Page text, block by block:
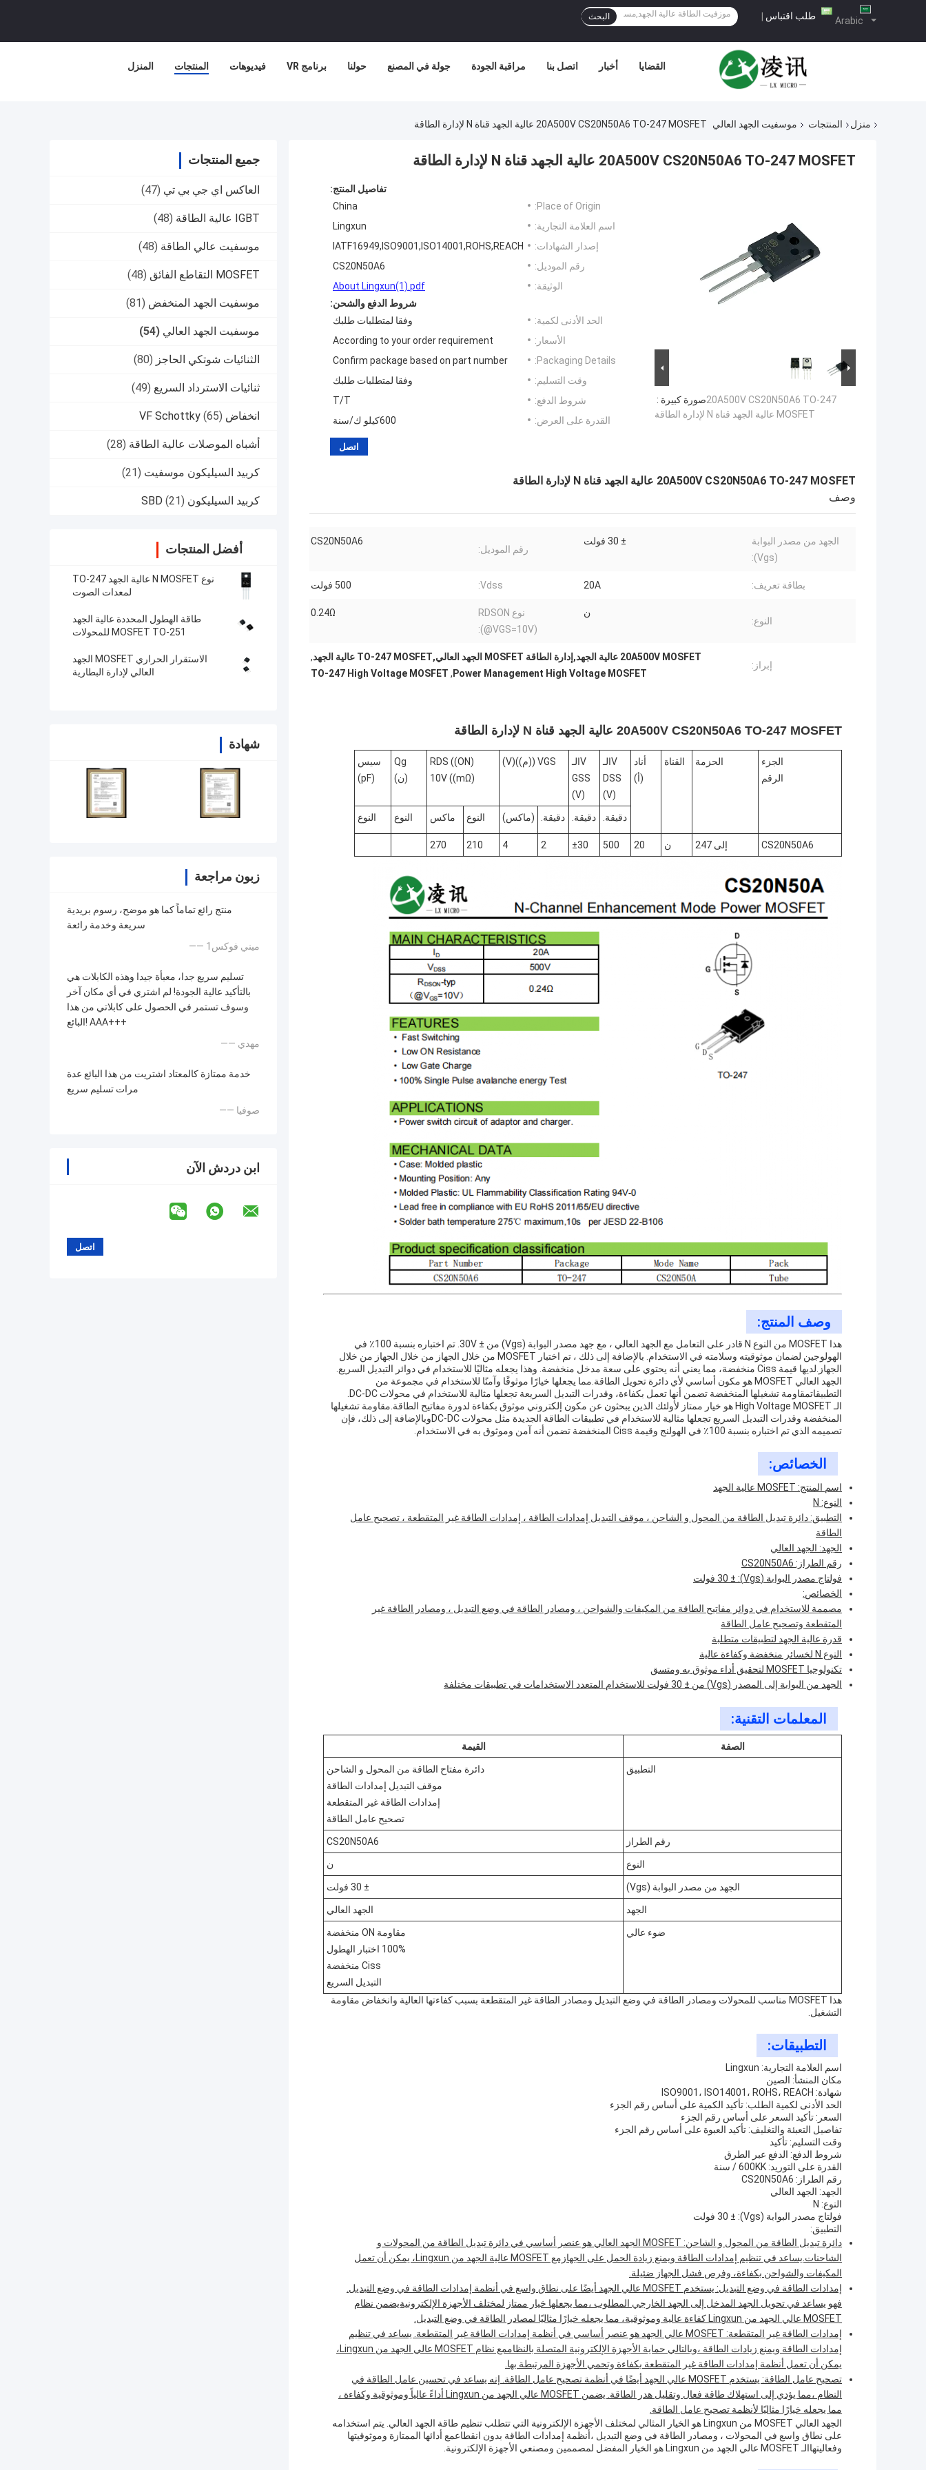
Arabic طلب اقتباس | البحث
المنزل المنتجات فيديوهات برنامج VR حولنا جولة في المصنع مراقبة الجودة اتصل بنا أخبار القضايا
منزل المنتجات موسفيت الجهد العالي 20A500V CS20N50A6 TO-247 MOSFET عالية الجهد قناة N لإدارة الطاقة
جميع المنتجات
العاكس اي جي بي تي (47)
IGBT عالية الطاقة (48)
موسفيت عالي الطاقة (48)
MOSFET التقاطع الفائق (48)
موسفيت الجهد المنخفض (81)
موسفيت الجهد العالي (54)
الثنائيات شوتكي الحاجز (80)
ثنائيات الاسترداد السريع (49)
انخفاض VF Schottky (65)
أشباه الموصلات عالية الطاقة (28)
كربيد السيليكون موسفيت (21)
كربيد السيليكون SBD (21)
أفضل المنتجات
نوع N MOSFET عالية الجهد TO-247
لمعدات الصوت
طاقة الهطول المحددة عالية الجهد
MOSFET TO-251 للمحولات
الاستقرار الحراري MOSFET الجهد
العالي لإدارة البطارية
شهادة
زبون مراجعة
منتج رائع تماماً كما هو موضح، رسوم بريدية
سريعة وخدمة رائعة
—— ميني فوكس1
تسليم سريع جدا، معبأة جيدا وهذه الكابلات هي
بالتأكيد عالية الجودة! لم اشتري في أي مكان آخر
وسوف تستمر في الحصول على كابلاتي من هذا
البائع! AAA+++
—— مهدي
خدمة ممتازة كالمعتاد اشتريت من هذا البائع عدة
مرات تسليم سريع
—— صوفيا
ابن دردش الآن
20A500V CS20N50A6 TO-247 MOSFET عالية الجهد قناة N لإدارة الطاقة
صورة كبيرة :20A500V CS20N50A6 TO-247
MOSFET عالية الجهد قناة N لإدارة الطاقة
تفاصيل المنتج:
Place of Origin:
China
اسم العلامة التجارية:
Lingxun
إصدار الشهادات:
IATF16949,ISO9001,ISO14001,ROHS,REACH
رقم الموديل:
CS20N50A6
الوثيقة:
About Lingxun(1).pdf
شروط الدفع والشحن:
الحد الأدنى لكمية:
وفقا لمتطلبات طلبك
الأسعار:
According to your order requirement
Packaging Details:
Confirm package based on part number
وقت التسليم:
وفقا لمتطلبات طلبك
شروط الدفع:
T/T
القدرة على العرض:
600كيلو ك/سنة
اتصل
20A500V CS20N50A6 TO-247 MOSFET عالية الجهد قناة N لإدارة الطاقة
وصف
الجهد من مصدر البوابة
(Vgs):
± 30 فولت
رقم الموديل:
CS20N50A6
بطاقة تعريف: 20A
Vdss: 500 فولت
النوع:
ن
نوع RDSON
(@VGS=10V):
0.24Ω
إبراز:
20A500V MOSFET عالية الجهد,إدارة الطاقة MOSFET الجهد العالي,TO-247 MOSFET عالية الجهد
,
Power Management High Voltage MOSFET
,
TO-247 High Voltage MOSFET
20A500V CS20N50A6 TO-247 MOSFET عالية الجهد قناة N لإدارة الطاقة
الجزء
الرقم
الحزمة القناة أناد
(أ)
Vالـ
DSS
(V)
Vالـ
GSS
(V)
VGS ((م)) (V)
RDS ((ON)
10V ((mΩ)
Qg
(ن)
سيس
(pF)
دقيقة. دقيقة. دقيقة. (ماكس) النوع ماكس النوع النوع
CS20N50A6 إلى 247 ن 20
500
±30
2
4
210
270
وصف المنتج:
هذا MOSFET من النوع N قادر على التعامل مع الجهد العالي ، مع جهد مصدر البوابة (Vgs) من ± 30V. تم اختباره بنسبة 100٪ في
الهولوجين لضمان موثوقيته وسلامته في الاستخدام. بالإضافة إلى ذلك ، تم اختبار MOSFET من خلال الجهاز من خلال الجهاز من خلال
الجهاز.لديها قيمة Ciss منخفضة، مما يعني أنه يحتوي على سعة مدخل منخفضة. وهذا يجعله مثاليًا للاستخدام في دوائر التبديل السريع.
الجهد العالي MOSFET هو مكون أساسي لأي دائرة تحويل الطاقة.مما يجعلها خيارًا موثوقًا وآمنًا للاستخدام في مجموعة من
التطبيقاتمقاومة تشغيلها المنخفضة تضمن أنها تعمل بكفاءة، وقدرات التبديل السريعة تجعلها مثالية للاستخدام في محولات DC-DC.
الـ High Voltage MOSFET هو خيار ممتاز لأولئك الذين يبحثون عن مكون إلكتروني موثوق بكفاءة لدورة مفاتيح الطاقة.مقاومة تشغيلها
المنخفضة وقدرات التبديل السريع تجعلها مثالية للاستخدام في تطبيقات الطاقة الجديدة مثل محولات DC-DCوبالإضافة إلى ذلك، فإن
تصميمه الذي تم اختباره بنسبة 100٪ في الهولنج وقيمة Ciss المنخفضة تضمن أنه آمن وموثوق به في الاستخدام.
الخصائص:
اسم المنتج: MOSFET عالية الجهد
النوع: N
التطبيق: دائرة تبديل الطاقة من المحول و الشاحن ، موقف التبديل إمدادات الطاقة ، إمدادات الطاقة غير المتقطعة ، تصحيح عامل
الطاقة
الجهد: الجهد العالي
رقم الطراز: CS20N50A6
فولتاج مصدر البوابة (Vgs): ± 30 فولت
الخصائص:
مصممة للاستخدام في دوائر مفاتيح الطاقة من المكيفات والشواحن ، ومصادر الطاقة في وضع التبديل ، ومصادر الطاقة غير
المتقطعة وتصحيح عامل الطاقة
قدرة عالية الجهد لتطبيقات متطلبة
النوع N لخسائر منخفضة وكفاءة عالية
تكنولوجيا MOSFET لتحقيق أداء موثوق به ومتسق
الجهد من البوابة إلى المصدر (Vgs) من ± 30 فولت للاستخدام المتعدد الاستخدامات في تطبيقات مختلفة
المعلمات التقنية:
الصفة القيمة
التطبيق
دائرة مفتاح الطاقة من المحول و الشاحن
موقف التبديل إمدادات الطاقة
إمدادات الطاقة غير المتقطعة
تصحيح عامل الطاقة
رقم الطراز CS20N50A6
النوع ن
الجهد من مصدر البوابة (Vgs) ± 30 فولت
الجهد الجهد العالي
ضوء عالي
مقاومة ON منخفضة
100% اختبار الهطول
Ciss منخفضة
التبديل السريع
هذا MOSFET مناسب للمحولات ومصادر الطاقة في وضع التبديل ومصادر الطاقة غير المتقطعة بسبب كفاءتها العالية وانخفاض مقاومة
التشغيل.
التطبيقات:
اسم العلامة التجارية: Lingxun
مكان المنشأ: الصين
شهادة: ISO9001، ISO14001، ROHS، REACH
الحد الأدنى لكمية الطلب: تأكيد الكمية على أساس رقم الجزء
السعر: تأكيد السعر على أساس رقم الجزء
تفاصيل التعبئة والتغليف: تأكيد العبوة على أساس رقم الجزء
وقت التسليم: تأكيد
شروط الدفع: الدفع عبر الطرق
القدرة على التوريد: 600KK / سنة
رقم الطراز: CS20N50A6
الجهد: الجهد العالي
النوع: N
فولتاج مصدر البوابة (Vgs): ± 30 فولت
التطبيق:
دائرة تبديل الطاقة من المحول و الشاحن: MOSFET الجهد العالي هو عنصر أساسي في دائرة تبديل الطاقة من المحولات و
الشاحنات.يساعد في تنظيم إمدادات الطاقة ويمنع زيادة الحمل على الجهازمع MOSFET عالية الجهد من Lingxun، يمكن أن تعمل
المكيفات والشواحن بكفاءة، وفرص فشل الجهاز ضئيلة.
إمدادات الطاقة في وضع التبديل: يستخدم MOSFET عالي الجهد أيضًا على نطاق واسع في أنظمة إمدادات الطاقة في وضع التبديل.
فهو يساعد في تحويل الجهد المدخل إلى الجهد الخارجي المطلوب ،مما يجعلها خيار ممتاز لمختلف الأجهزة الإلكترونيةيضمن نظام
MOSFET عالي الجهد من Lingxun كفاءة عالية وموثوقية، مما يجعله خيارًا مثاليًا لمصادر الطاقة في وضع التبديل.
إمدادات الطاقة غير المتقطعة: MOSFET عالي الجهد هو عنصر أساسي في أنظمة إمدادات الطاقة غير المتقطعة. يساعد في تنظيم
إمدادات الطاقة ويمنع زيادات الطاقة ،وبالتالي حماية الأجهزة الإلكترونية المتصلة بالنظاممع نظام MOSFET عالي الجهد من Lingxun،
يمكن أن تعمل أنظمة إمدادات الطاقة غير المتقطعة بكفاءة وتحمي الأجهزة المرتبطة بها.
تصحيح عامل الطاقة: يستخدم MOSFET عالي الجهد أيضًا في أنظمة تصحيح عامل الطاقة. إنه يساعد في تحسين عامل الطاقة في
النظام ،مما يؤدي إلى استهلاك طاقة فعال وتقليل هدر الطاقة. يضمن MOSFET عالي الجهد من Lingxun أداءً عالياً وموثوقية وكفاءة ،
مما يجعله خيارًا مثاليًا لأنظمة تصحيح عامل الطاقة.
الجهد العالي MOSFET من Lingxun هو الخيار المثالي لمختلف الأجهزة الإلكترونية التي تتطلب تنظيم طاقة الجهد العالي. يتم استخدامه
على نطاق واسع في المحولات ، ومصادر الطاقة في وضع التبديل ،أنظمة إمدادات الطاقة بدون انقطاعمع أدائها الممتازة وموثوقيتها
وفعاليتهاالـ MOSFET عالي الجهد من Lingxun هو الخيار المفضل لمصممين ومصنعي الأجهزة الإلكترونية.